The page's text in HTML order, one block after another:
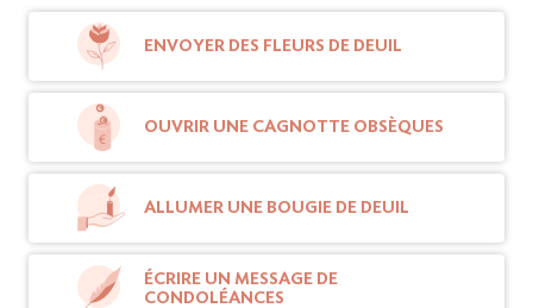
ENVOYER DES FLEURS DE DEUIL
OUVRIR UNE CAGNOTTE OBSÈQUES
ALLUMER UNE BOUGIE DE DEUIL
ÉCRIRE UN MESSAGE DE
CONDOLÉANCES